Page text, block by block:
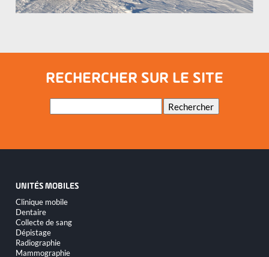
RECHERCHER SUR LE SITE
Mots-
Rechercher
UNITÉS MOBILES
Aller
au
contenu
Clinique mobile
Dentaire
Collecte de sang
Dépistage
Radiographie
Mammographie